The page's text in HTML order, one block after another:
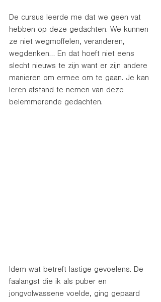
De cursus leerde me dat we geen vat
hebben op deze gedachten. We kunnen
ze niet wegmoffelen, veranderen,
wegdenken… En dat hoeft niet eens
slecht nieuws te zijn want er zijn andere
manieren om ermee om te gaan. Je kan
leren afstand te nemen van deze
belemmerende gedachten.
Idem wat betreft lastige gevoelens. De
faalangst die ik als puber en
jongvolwassene voelde, ging gepaard